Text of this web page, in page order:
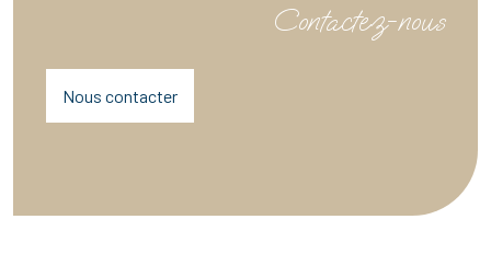
Contactez-nous
Nous contacter